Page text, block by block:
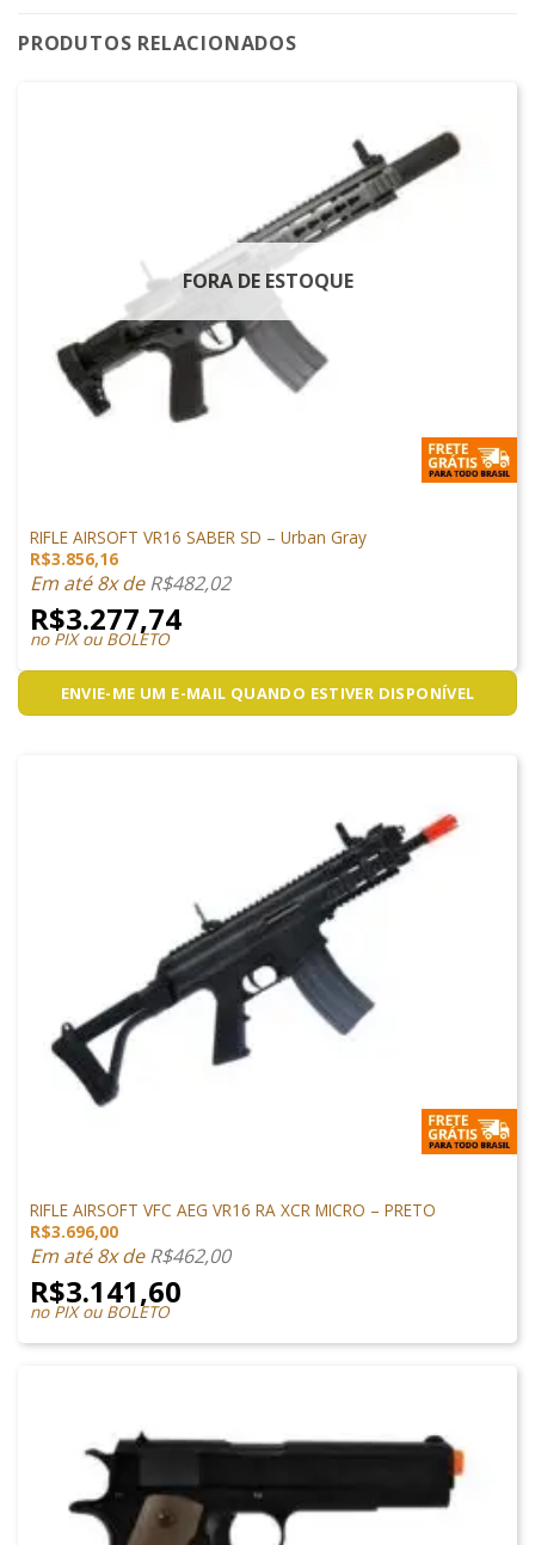
PRODUTOS RELACIONADOS
FORA DE ESTOQUE
RIFLE AIRSOFT VR16 SABER SD – Urban Gray
R$3.856,16
Em até 8x deR$482,02
R$3.277,74
no PIX ou BOLETO
ENVIE-ME UM E-MAIL QUANDO ESTIVER DISPONÍVEL
RIFLE AIRSOFT VFC AEG VR16 RA XCR MICRO – PRETO
R$3.696,00
Em até 8x deR$462,00
R$3.141,60
no PIX ou BOLETO